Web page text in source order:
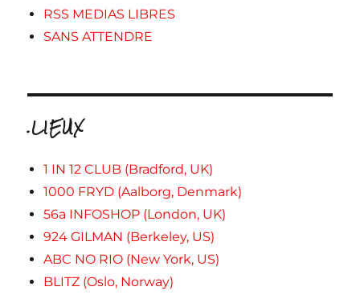
RSS MEDIAS LIBRES
SANS ATTENDRE
.LIEUX
1 IN 12 CLUB (Bradford, UK)
1000 FRYD (Aalborg, Denmark)
56a INFOSHOP (London, UK)
924 GILMAN (Berkeley, US)
ABC NO RIO (New York, US)
BLITZ (Oslo, Norway)